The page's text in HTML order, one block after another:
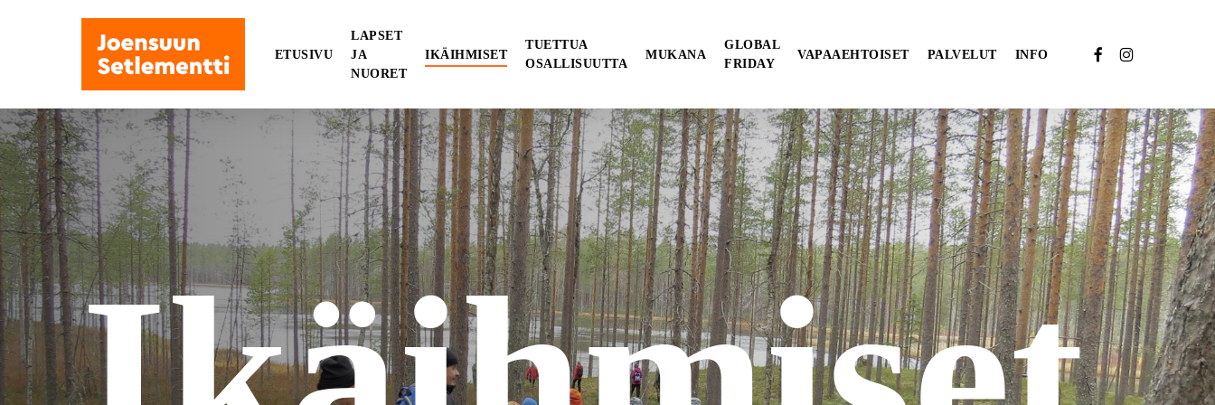
ETUSIVU
LAPSET
JA
NUORET
IKÄIHMISET
TUETTUA
OSALLISUUTTA
MUKANA
GLOBAL
FRIDAY
VAPAAEHTOISET PALVELUT INFO FACEBOOK
INSTAGRAM